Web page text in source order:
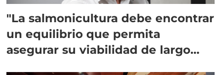
"La salmonicultura debe encontrar
un equilibrio que permita
asegurar su viabilidad de largo